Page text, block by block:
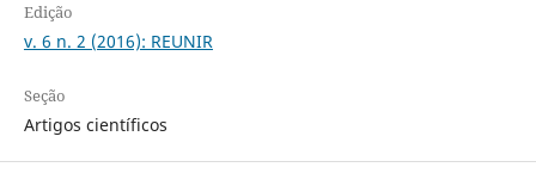
Edição
v. 6 n. 2 (2016): REUNIR
Seção
Artigos científicos